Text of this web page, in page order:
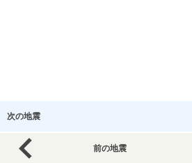
次の地震
前の地震